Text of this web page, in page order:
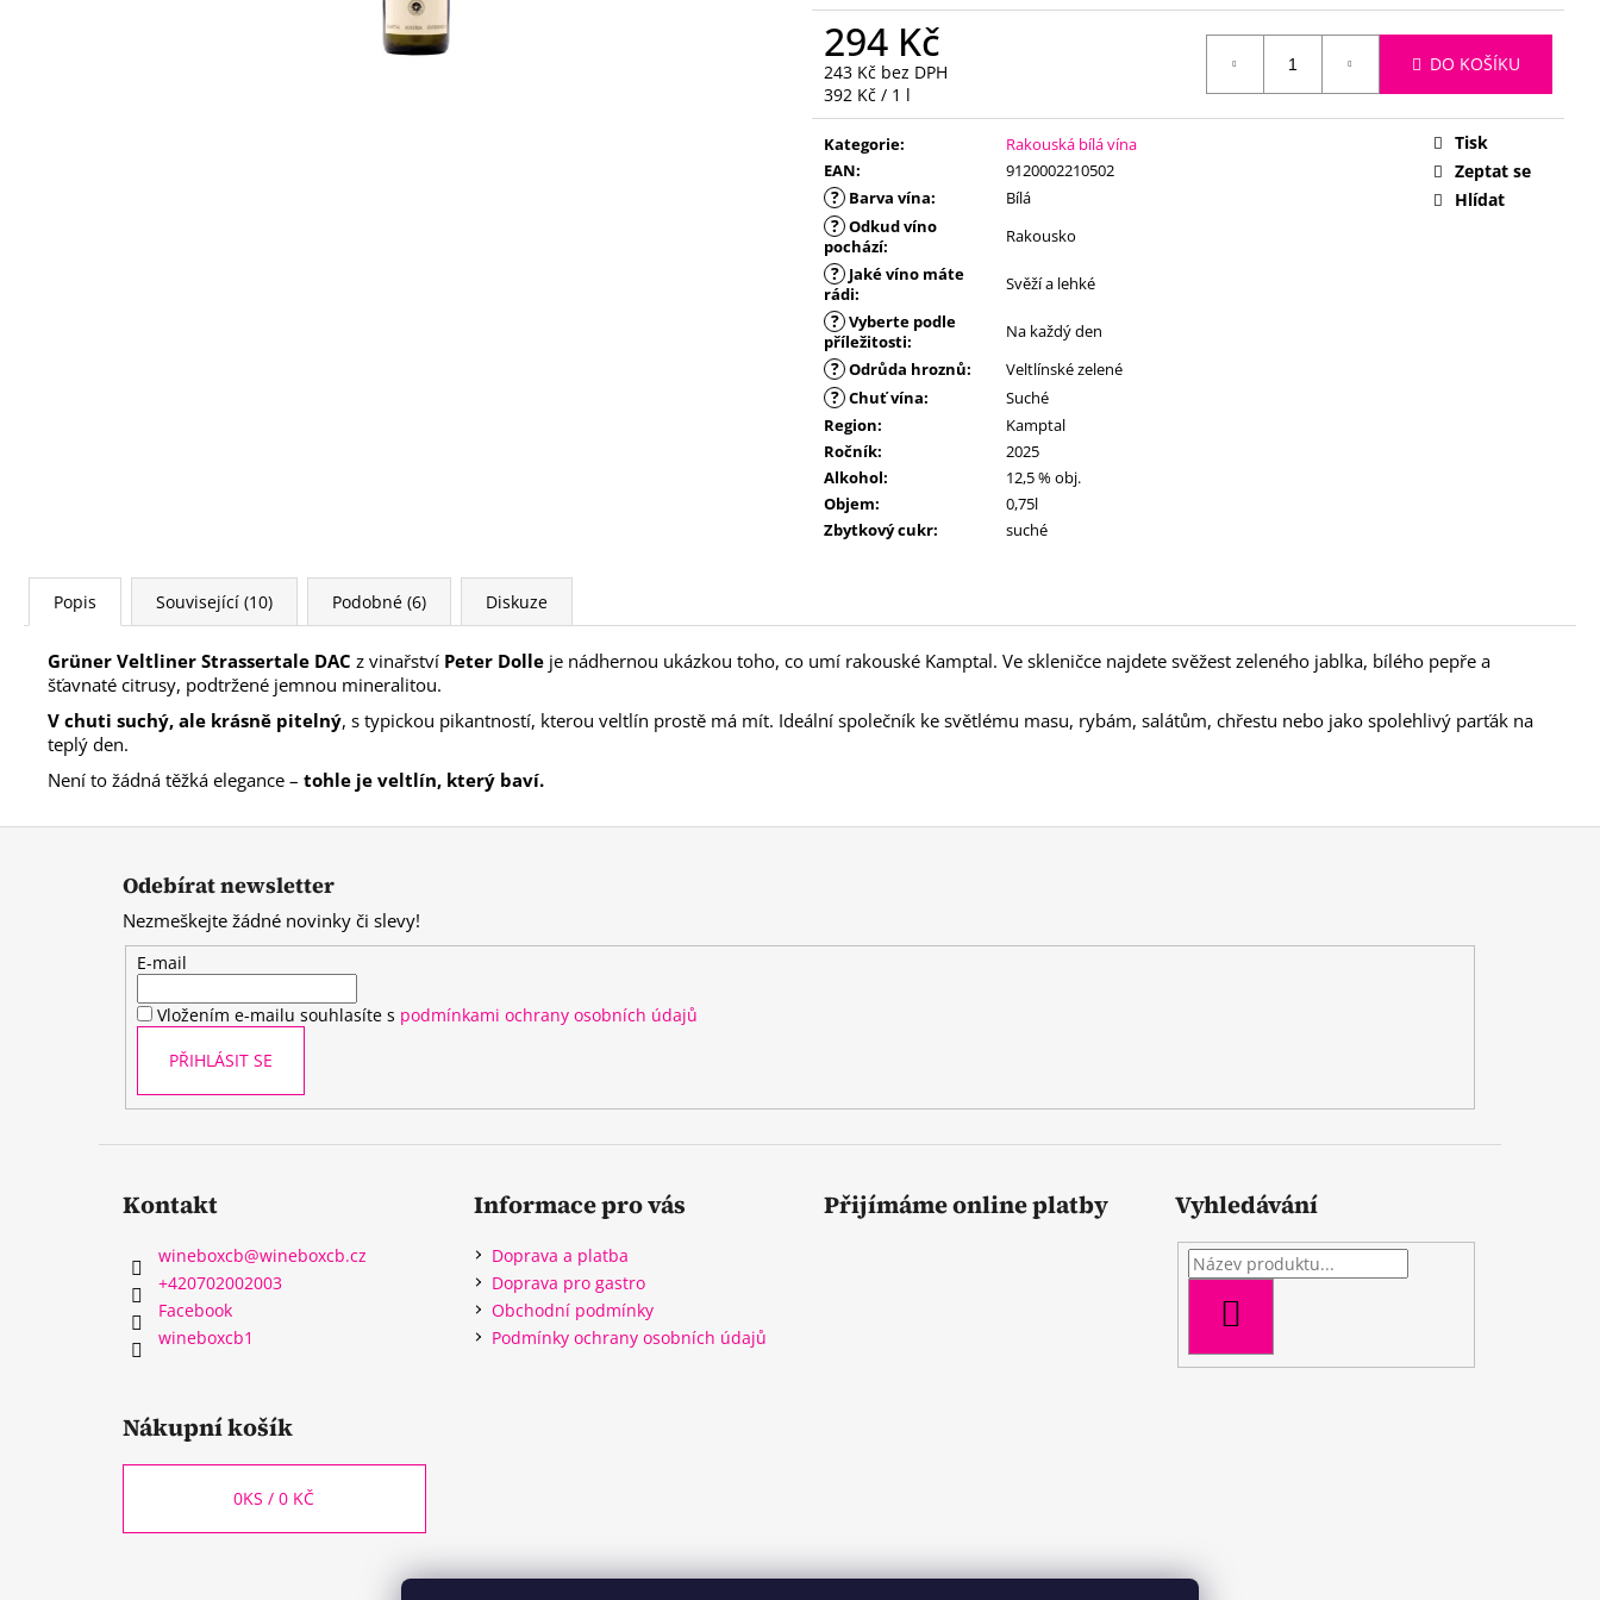
294 Kč
243 Kč bez DPH
Měrná
cena:
392 Kč / 1 l
DO KOŠÍKU
Kategorie:
Rakouská bílá vína
EAN: 9120002210502
? Barva vína: Bílá
? Odkud víno
pochází: Rakousko
? Jaké víno máte
rádi: Svěží a lehké
? Vyberte podle
příležitosti: Na každý den
? Odrůda hroznů: Veltlínské zelené
? Chuť vína:
Suché
Region:
Kamptal
Ročník:
2025
Alkohol:
12,5 % obj.
Objem:
0,75l
Zbytkový cukr: suché
Tisk
Zeptat se
Hlídat
Popis Související (10) Podobné (6) Diskuze
Grüner Veltliner Strassertale DAC z vinařství Peter Dolle je nádhernou ukázkou toho, co umí rakouské Kamptal. Ve skleničce najdete svěžest zeleného jablka, bílého pepře a
šťavnaté citrusy, podtržené jemnou mineralitou.
V chuti suchý, ale krásně pitelný, s typickou pikantností, kterou veltlín prostě má mít. Ideální společník ke světlému masu, rybám, salátům, chřestu nebo jako spolehlivý parťák na
teplý den.
Není to žádná těžká elegance – tohle je veltlín, který baví.
Z
Odebírat newsletter
Nezmeškejte žádné novinky či slevy!
E-mail
Vložením e-mailu souhlasíte s podmínkami ochrany osobních údajů
PŘIHLÁSIT SE
Kontakt
wineboxcb@wineboxcb.cz
+420702002003
Facebook
wineboxcb1
Informace pro vás
Doprava a platba
Doprava pro gastro
Obchodní podmínky
Podmínky ochrany osobních údajů
Přijímáme online platby Vyhledávání
Nákupní košík
0KS /0 KČ